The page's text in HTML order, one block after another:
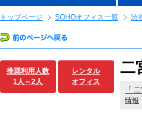
トップページ SOHOオフィス一覧 渋
推奨利用人数
1人～2人
レンタル
オフィス
二
「
情報